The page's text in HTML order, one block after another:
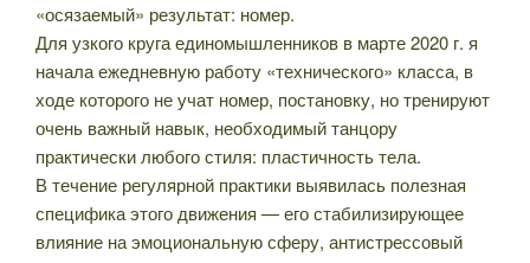
«осязаемый» результат: номер.
Для узкого круга единомышленников в марте 2020 г. я
начала ежедневную работу «технического» класса, в
ходе которого не учат номер, постановку, но тренируют
очень важный навык, необходимый танцору
практически любого стиля: пластичность тела.
В течение регулярной практики выявилась полезная
специфика этого движения — его стабилизирующее
влияние на эмоциональную сферу, антистрессовый